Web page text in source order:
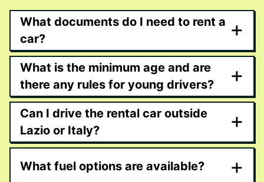
What documents do I need to rent a
car?
+
What is the minimum age and are
there any rules for young drivers?
+
Can I drive the rental car outside
Lazio or Italy?
+
What fuel options are available? +